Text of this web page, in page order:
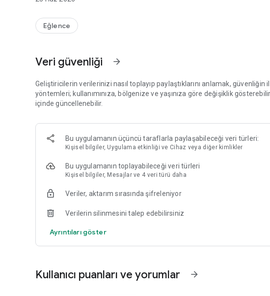
Eğlence
Veri güvenliği arrow_forward
Geliştiricilerin verilerinizi nasıl toplayıp paylaştıklarını anlamak, güvenliğin
yöntemleri; kullanımınıza, bölgenize ve yaşınıza göre değişiklik
içinde güncellenebilir.
Bu uygulamanın üçüncü taraflarla paylaşabileceği veri türleri:
Kişisel bilgiler, Uygulama etkinliği ve Cihaz veya diğer kimlikler
Bu uygulamanın toplayabileceği veri türleri
Kişisel bilgiler, Mesajlar ve 4 veri türü daha
Veriler, aktarım sırasında şifreleniyor
Verilerin silinmesini talep edebilirsiniz
Ayrıntıları göster
Kullanıcı puanları ve yorumlar arrow_forward